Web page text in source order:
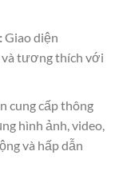
Giao diện
và tương thích với
cung cấp thông
hình ảnh, video,
và hấp dẫn